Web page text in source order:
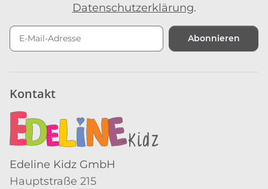
Datenschutzerklärung.
Abonnieren
Kontakt
Edeline Kidz GmbH
Hauptstraße 215